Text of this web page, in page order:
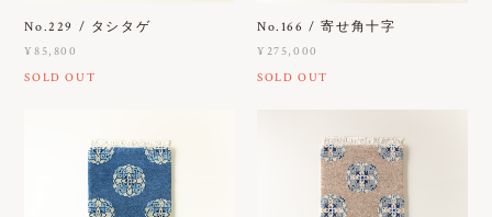
No.229 / タシタゲ
¥85,800
SOLD OUT
No.166 / 寄せ角十字
¥275,000
SOLD OUT